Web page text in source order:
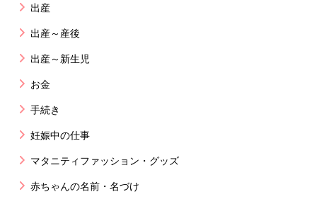
出産
出産～産後
出産～新生児
お金
手続き
妊娠中の仕事
マタニティファッション・グッズ
赤ちゃんの名前・名づけ